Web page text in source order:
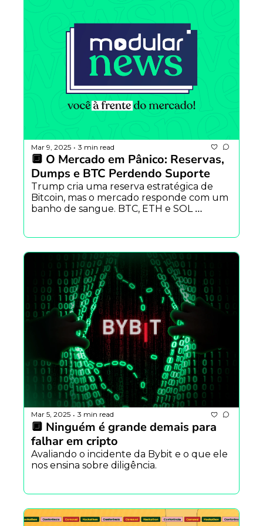
Mar 9, 2025 • 3 min read
🔲 O Mercado em Pânico: Reservas,
Dumps e BTC Perdendo Suporte
Trump cria uma reserva estratégica de
Bitcoin, mas o mercado responde com um
banho de sangue. BTC, ETH e SOL
Mar 5, 2025 • 3 min read
🔲 Ninguém é grande demais para
falhar em cripto
Avaliando o incidente da Bybit e o que ele
nos ensina sobre diligência.